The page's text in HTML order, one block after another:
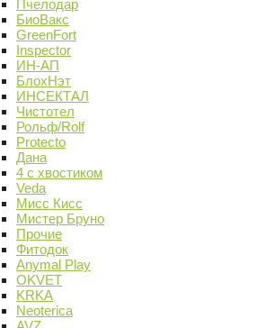
Пчелодар
БиоВакс
GreenFort
Inspector
ИН-АП
БлохНэт
ИНСЕКТАЛ
Чистотел
Рольф/Rolf
Protecto
Дана
4 с хвостиком
Veda
Мисс Кисс
Мистер Бруно
Прочие
Фитодок
Anymal Play
OKVET
KRKA
Neoterica